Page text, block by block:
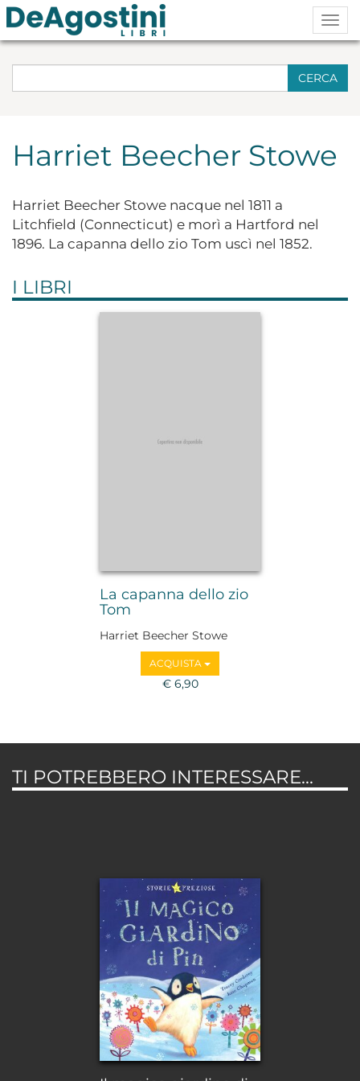
CERCA
Harriet Beecher Stowe
Harriet Beecher Stowe nacque nel 1811 a
Litchfield (Connecticut) e morì a Hartford nel
1896. La capanna dello zio Tom uscì nel 1852.
I LIBRI
La capanna dello zio
Tom
Harriet Beecher Stowe
ACQUISTA
€ 6,90
TI POTREBBERO INTERESSARE...